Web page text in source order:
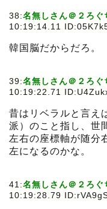
38:名無しさん＠２ろぐ
10:19:14.11
韓国脳だからだろ。
39:名無しさん＠２ろぐ
10:19:22.71
昔はリベラルと言え
派）のこと指し、世
左右の座標軸が随分
左になるのかな。
41:名無しさん＠２ろぐ
10:19:28.79